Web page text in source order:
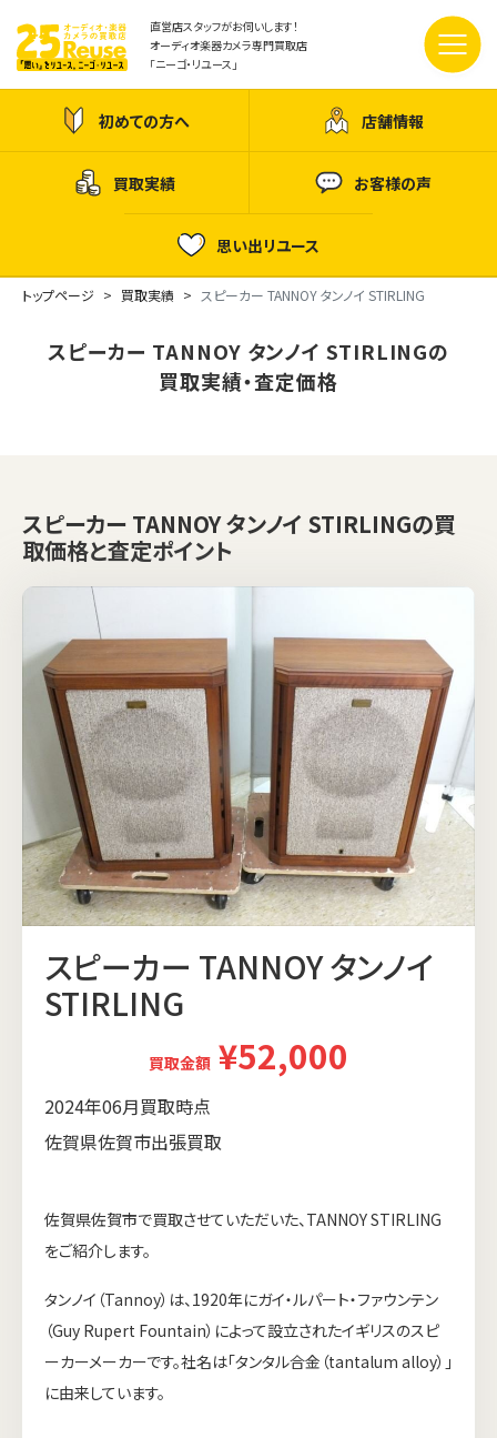
直営店スタッフがお伺いします！
オーディオ楽器カメラ専門買取店
「ニーゴ・リユース」
初めての方へ 店舗情報
買取実績 お客様の声
思い出リユース
トップページ 買取実績 スピーカー TANNOY タンノイ STIRLING
スピーカー TANNOY タンノイ STIRLINGの
買取実績・査定価格
スピーカー TANNOY タンノイ STIRLINGの買
取価格と査定ポイント
スピーカー TANNOY タンノイ
STIRLING
買取金額 ¥52,000
2024年06月買取時点
佐賀県佐賀市出張買取
佐賀県佐賀市で買取させていただいた、TANNOY STIRLING
をご紹介します。
タンノイ（Tannoy）は、1920年にガイ・ルパート・ファウンテン
（Guy Rupert Fountain）によって設立されたイギリスのスピ
ーカーメーカーです。社名は「タンタル合金（tantalum alloy）」
に由来しています。